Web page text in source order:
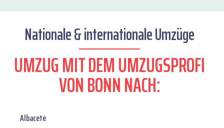
Nationale & internationale Umzüge
UMZUG MIT DEM UMZUGSPROFI
VON BONN NACH:
Albacete